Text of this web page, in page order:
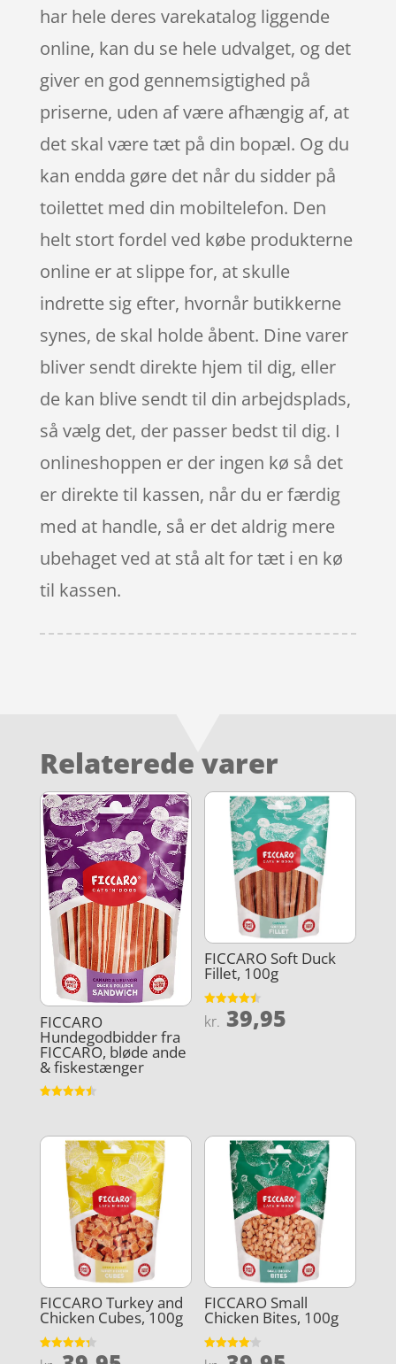
har hele deres varekatalog liggende
online, kan du se hele udvalget, og det
giver en god gennemsigtighed på
priserne, uden af være afhængig af, at
det skal være tæt på din bopæl. Og du
kan endda gøre det når du sidder på
toilettet med din mobiltelefon. Den
helt stort fordel ved købe produkterne
online er at slippe for, at skulle
indrette sig efter, hvornår butikkerne
synes, de skal holde åbent. Dine varer
bliver sendt direkte hjem til dig, eller
de kan blive sendt til din arbejdsplads,
så vælg det, der passer bedst til dig. I
onlineshoppen er der ingen kø så det
er direkte til kassen, når du er færdig
med at handle, så er det aldrig mere
ubehaget ved at stå alt for tæt i en kø
til kassen.
Relaterede varer
FICCARO
Hundegodbidder fra
FICCARO, bløde ande
& fiskestænger
FICCARO Soft Duck
Fillet, 100g
Vurderet
4.5
kr. 39,95
FICCARO Turkey and
Chicken Cubes, 100g
Vurderet
FICCARO Small
Chicken Bites, 100g
Vurderet